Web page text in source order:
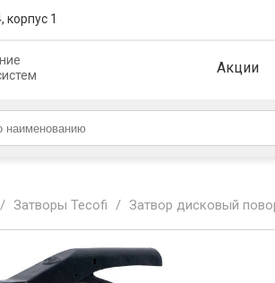
1
Акции
/ Затворы Tecofi / Затвор дисковый